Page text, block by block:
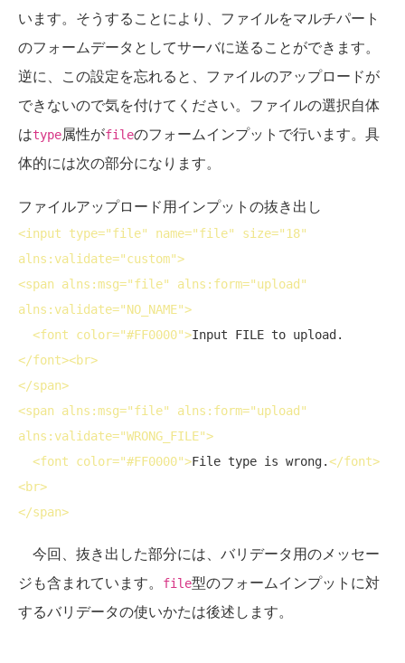
います。そうすることにより、ファイルをマルチパート
のフォームデータとしてサーバに送ることができます。
逆に、この設定を忘れると、ファイルのアップロードが
できないので気を付けてください。ファイルの選択自体
はtype属性がfileのフォームインプットで行います。具
体的には次の部分になります。
ファイルアップロード用インプットの抜き出し
<input type="file" name="file" size="18"
alns:validate="custom">
<span alns:msg="file" alns:form="upload"
alns:validate="NO_NAME">
<font color="#FF0000">Input FILE to upload.
</font><br>
</span>
<span alns:msg="file" alns:form="upload"
alns:validate="WRONG_FILE">
<font color="#FF0000">File type is wrong.</font>
<br>
</span>
今回、抜き出した部分には、バリデータ用のメッセー
ジも含まれています。
file型のフォームインプットに対
するバリデータの使いかたは後述します。